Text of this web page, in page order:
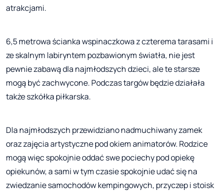
atrakcjami.
6,5 metrowa ścianka wspinaczkowa z czterema tarasami i
ze skalnym labiryntem pozbawionym światła, nie jest
pewnie zabawą dla najmłodszych dzieci, ale te starsze
mogą być zachwycone. Podczas targów będzie działała
także szkółka piłkarska.
Dla najmłodszych przewidziano nadmuchiwany zamek
oraz zajęcia artystyczne pod okiem animatorów. Rodzice
mogą więc spokojnie oddać swe pociechy pod opiekę
opiekunów, a sami w tym czasie spokojnie udać się na
zwiedzanie samochodów kempingowych, przyczep i stoisk